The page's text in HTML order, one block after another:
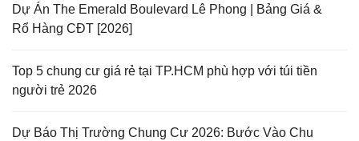
Dự Án The Emerald Boulevard Lê Phong | Bảng Giá &
Rổ Hàng CĐT [2026]
Top 5 chung cư giá rẻ tại TP.HCM phù hợp với túi tiền
người trẻ 2026
Dự Báo Thị Trường Chung Cư 2026: Bước Vào Chu